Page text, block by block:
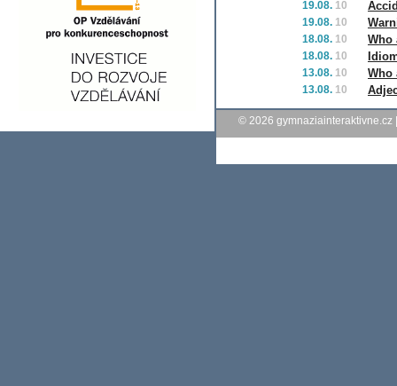
19.08. 10
19.08. 10
18.08. 10 Who
18.08. 10
13.08. 10 Who
13.08. 10
© 2026 gymnaziainteraktivne.cz